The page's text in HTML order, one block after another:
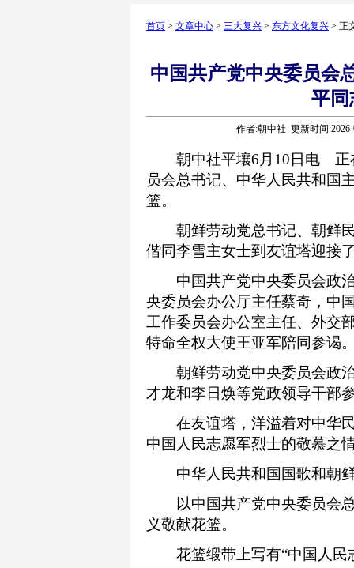
首页 > 文章中心 > 三大复兴 > 东方文化复兴 > 正
中国共产党中央委员会
平同
作者:朝中社 更新时间
朝中社平壤6月10日电 正
员会总书记、中华人民共和国
篮。
朝鲜劳动党总书记、朝鲜民
偕同李雪主女士到友谊塔迎接
中国共产党中央委员会政治
央委员会办公厅主任蔡奇，中
工作委员会办公室主任、外交
特命全权大使王亚军陪同参谒
朝鲜劳动党中央委员会政治
才龙和李日焕等党政领导干部
在友谊塔，洋溢着对中华
中国人民志愿军烈士的敬慕之
中华人民共和国国歌和朝鲜
以中国共产党中央委员会总
义敬献花篮。
花篮缎带上写有“中国人民